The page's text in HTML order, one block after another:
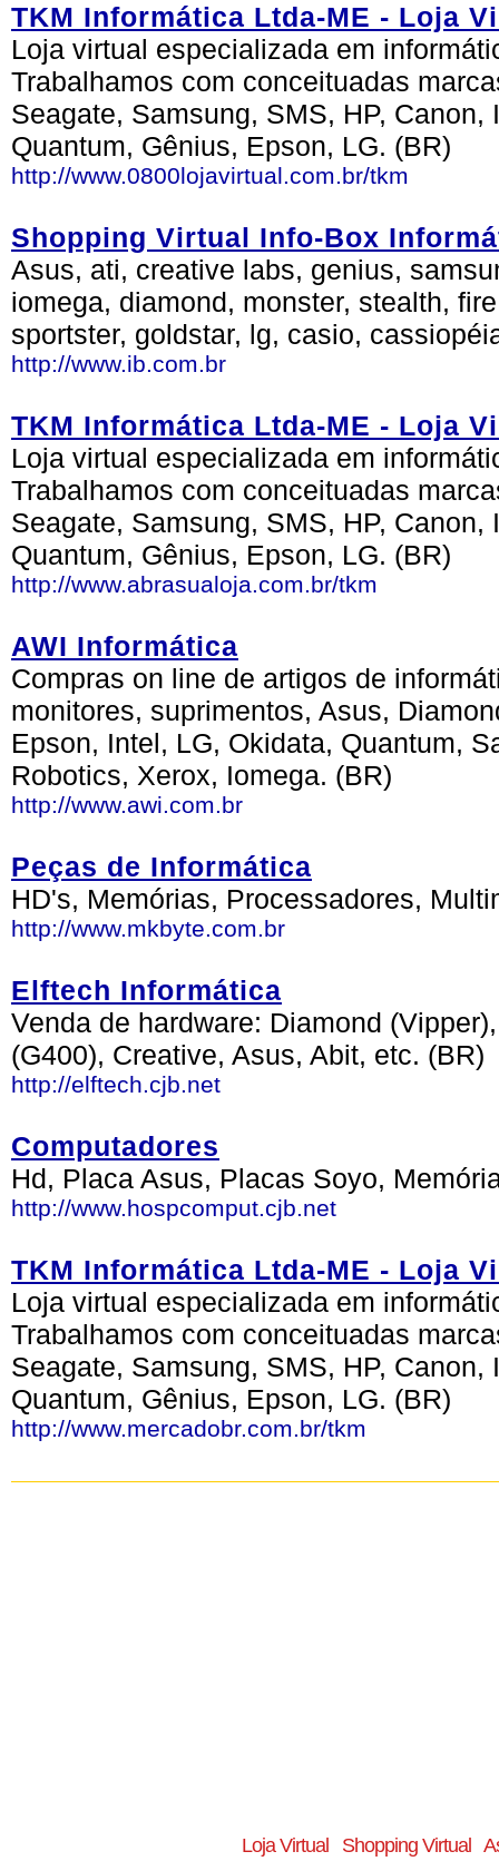
TKM Informática Ltda-ME - Loja
Loja virtual especializada em
Trabalhamos com conceituadas
Seagate, Samsung, SMS, HP,
Quantum, Gênius, Epson, LG. (BR)
http://www.0800lojavirtual.com.br/tkm
Shopping Virtual Info-Box
Asus, ati, creative labs, genius,
iomega, diamond, monster, stealth,
sportster, goldstar, lg, casio,
http://www.ib.com.br
TKM Informática Ltda-ME - Loja
Loja virtual especializada em
Trabalhamos com conceituadas
Seagate, Samsung, SMS, HP,
Quantum, Gênius, Epson, LG. (BR)
http://www.abrasualoja.com.br/tkm
AWI Informática
Compras on line de artigos de
monitores, suprimentos, Asus,
Epson, Intel, LG, Okidata, Quantum,
Robotics, Xerox, Iomega. (BR)
http://www.awi.com.br
Peças de Informática
HD's, Memórias, Processadores,
http://www.mkbyte.com.br
Elftech Informática
Venda de hardware: Diamond
(G400), Creative, Asus, Abit, etc. (BR)
http://elftech.cjb.net
Computadores
Hd, Placa Asus, Placas Soyo,
http://www.hospcomput.cjb.net
TKM Informática Ltda-ME - Loja
Loja virtual especializada em
Trabalhamos com conceituadas
Seagate, Samsung, SMS, HP,
Quantum, Gênius, Epson, LG. (BR)
http://www.mercadobr.com.br/tkm
Loja Virtual Shopping Virtual